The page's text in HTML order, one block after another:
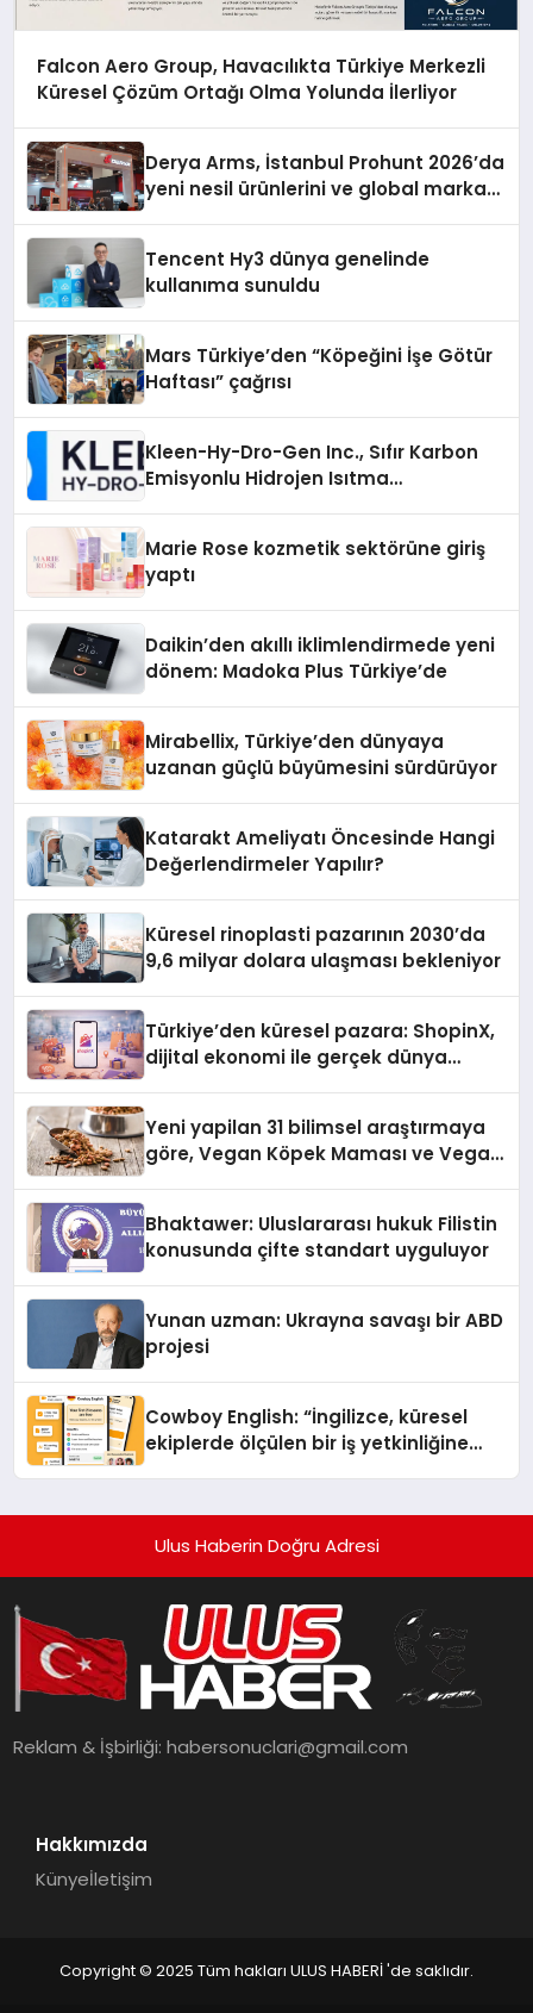
Falcon Aero Group, Havacılıkta Türkiye Merkezli
Küresel Çözüm Ortağı Olma Yolunda İlerliyor
Derya Arms, İstanbul Prohunt 2026’da
yeni nesil ürünlerini ve global marka
Tencent Hy3 dünya genelinde
kullanıma sunuldu
Mars Türkiye’den “Köpeğini İşe Götür
Haftası” çağrısı
Kleen-Hy-Dro-Gen Inc., Sıfır Karbon
Emisyonlu Hidrojen Isıtma
Marie Rose kozmetik sektörüne giriş
yaptı
Daikin’den akıllı iklimlendirmede yeni
dönem: Madoka Plus Türkiye’de
Mirabellix, Türkiye’den dünyaya
uzanan güçlü büyümesini sürdürüyor
Katarakt Ameliyatı Öncesinde Hangi
Değerlendirmeler Yapılır?
Küresel rinoplasti pazarının 2030’da
9,6 milyar dolara ulaşması bekleniyor
Türkiye’den küresel pazara: ShopinX,
dijital ekonomi ile gerçek dünya
Yeni yapilan 31 bilimsel araştırmaya
göre, Vegan Köpek Maması ve Vegan
Bhaktawer: Uluslararası hukuk Filistin
konusunda çifte standart uyguluyor
Yunan uzman: Ukrayna savaşı bir ABD
projesi
Cowboy English: “İngilizce, küresel
ekiplerde ölçülen bir iş yetkinliğine
Ulus Haberin Doğru Adresi
Reklam & İşbirliği:habersonuclari@gmail.com
Hakkımızda
Künyeİletişim
Copyright © 2025 Tüm hakları ULUS HABERİ 'de saklıdır.